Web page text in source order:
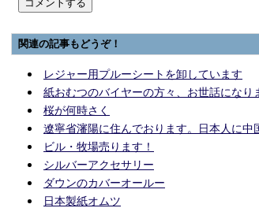
関連の記事もどうぞ！
レジャー用プルーシートを卸しています
紙おむつのバイヤーの方々、お世話になり
桜が何時さく
遼寧省瀋陽に住んでおります。日本人に中
ビル・牧場売ります！
シルバーアクセサリー
ダウンのカバーオールー
日本製紙オムツ